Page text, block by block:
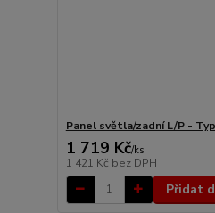
Panel světla/zadní L/P -
1 719 Kč/ks
1 421 Kč bez DPH
Přidat